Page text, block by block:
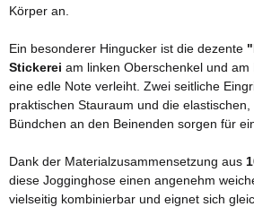
Körper an.
Ein besonderer Hingucker ist die dezente
Stickerei am linken Oberschenkel und
eine edle Note verleiht. Zwei seitliche
praktischen Stauraum und die
Bündchen an den Beinenden sorgen für
Dank der Materialzusammensetzung aus
diese Jogginghose einen angenehm
vielseitig kombinierbar und eignet sich